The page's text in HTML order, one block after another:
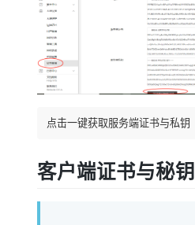
点击一键获取服务端证书与私钥
客户端证书与秘钥